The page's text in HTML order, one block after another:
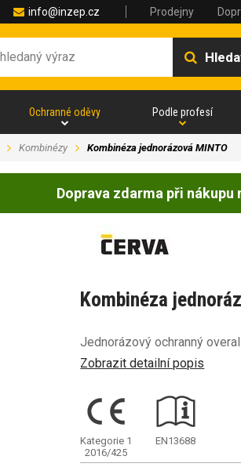
info@inzep.cz Prodejny
Ochranné oděvy Podle profesí
Kombinézy Kombinéza jednorázová MINTO
Doprava zdarma při nákupu
Kombinéza
Jednorázový ochranný
Zobrazit detailní popis
Kategorie 1
2016/425
EN13688